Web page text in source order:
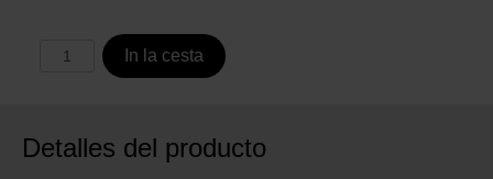
In la cesta
Detalles del producto